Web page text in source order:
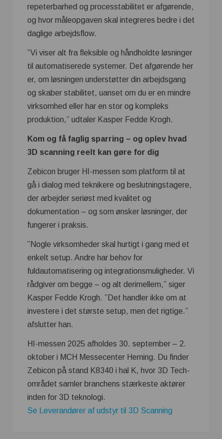
repeterbarhed og processtabilitet er afgørende,
og hvor måleopgaven skal integreres bedre i det
daglige arbejdsflow.
”Vi viser alt fra fleksible og håndholdte løsninger
til automatiserede systemer. Det afgørende her
er, om løsningen understøtter din arbejdsgang
og skaber stabilitet, uanset om du er en mindre
virksomhed eller har en stor og kompleks
produktion,” udtaler Kasper Fedde Krogh.
Kom og få faglig sparring – og oplev hvad
3D scanning reelt kan gøre for dig
Zebicon bruger HI-messen som platform til at
gå i dialog med teknikere og beslutningstagere,
der arbejder seriøst med kvalitet og
dokumentation – og som ønsker løsninger, der
fungerer i praksis.
”Nogle virksomheder skal hurtigt i gang med et
enkelt setup. Andre har behov for
fuldautomatisering og integrationsmuligheder. Vi
rådgiver om begge – og alt derimellem,” siger
Kasper Fedde Krogh. ”Det handler ikke om at
investere i det største setup, men det rigtige.”
afslutter han.
HI-messen 2025 afholdes 30. september – 2.
oktober i MCH Messecenter Herning. Du finder
Zebicon på stand K8340 i hal K, hvor 3D Tech-
området samler branchens stærkeste aktører
inden for 3D teknologi.
Se Leverandører af udstyr til 3D Scanning